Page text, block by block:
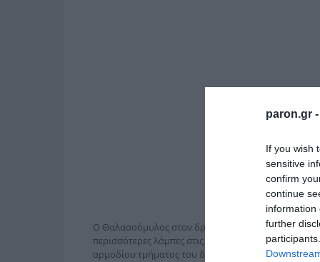
paron.gr -
If you wish
sensitive
confirm
continue
information
further
Ο Θαλασσόμυλος στον δρόμο για το Φανάρι
περισσότερες λάμπες στις κολώνες μέσα και στα
αρμοδίου τμήματος του δήμου «θα ανάψουν όταν